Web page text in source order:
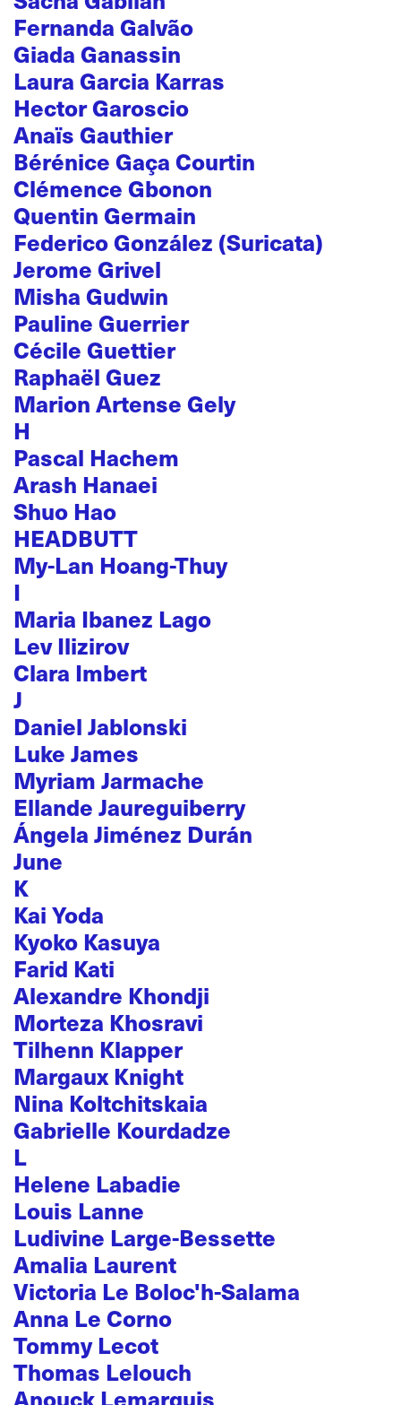
Fernanda Galvão
Giada Ganassin
Laura Garcia Karras
Hector Garoscio
Anaïs Gauthier
Bérénice Gaça Courtin
Clémence Gbonon
Quentin Germain
Federico González (Suricata)
Jerome Grivel
Misha Gudwin
Pauline Guerrier
Cécile Guettier
Raphaël Guez
Marion Artense Gely
H
Pascal Hachem
Arash Hanaei
Shuo Hao
HEADBUTT
My-Lan Hoang-Thuy
I
Maria Ibanez Lago
Lev Ilizirov
Clara Imbert
J
Daniel Jablonski
Luke James
Myriam Jarmache
Ellande Jaureguiberry
Ángela Jiménez Durán
June
K
Kai Yoda
Kyoko Kasuya
Farid Kati
Alexandre Khondji
Morteza Khosravi
Tilhenn Klapper
Margaux Knight
Nina Koltchitskaia
Gabrielle Kourdadze
L
Helene Labadie
Louis Lanne
Ludivine Large-Bessette
Amalia Laurent
Victoria Le Boloc'h-Salama
Anna Le Corno
Tommy Lecot
Thomas Lelouch
Anouck Lemarquis